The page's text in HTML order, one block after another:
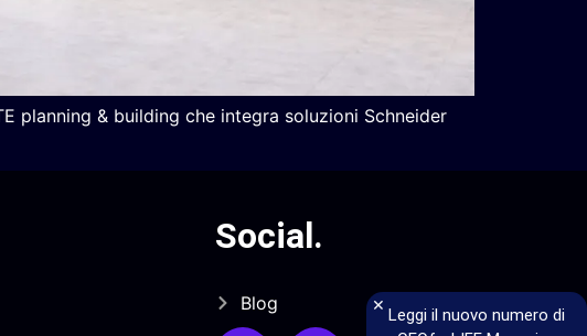
planning & building che integra soluzioni Schneider
× Leggi il nuovo numero di
Social .
Blog